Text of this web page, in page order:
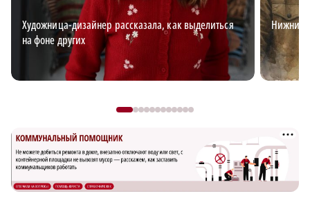
Художница-дизайнер рассказала, как выделиться
на фоне других
Нижний